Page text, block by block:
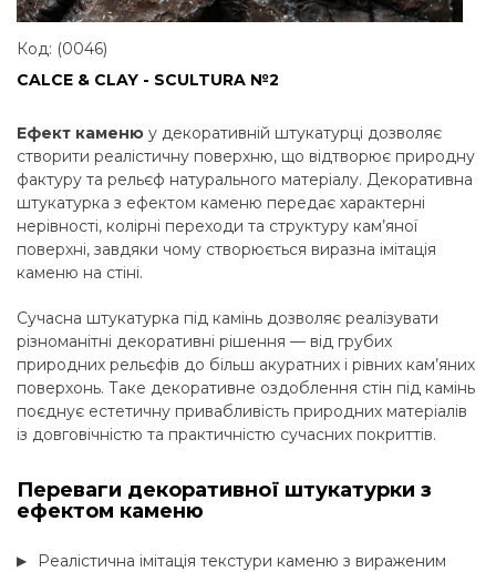
Код: (0046)
CALCE & CLAY - SCULTURA №2
Ефект каменю у декоративній штукатурці дозволяє
створити реалістичну поверхню, що відтворює природну
фактуру та рельєф натурального матеріалу. Декоративна
штукатурка з ефектом каменю передає характерні
нерівності, колірні переходи та структуру кам’яної
поверхні, завдяки чому створюється виразна імітація
каменю на стіні.
Сучасна штукатурка під камінь дозволяє реалізувати
різноманітні декоративні рішення — від грубих
природних рельєфів до більш акуратних і рівних кам’яних
поверхонь. Таке декоративне оздоблення стін під камінь
поєднує естетичну привабливість природних матеріалів
із довговічністю та практичністю сучасних покриттів.
Переваги декоративної штукатурки з
ефектом каменю
Реалістична імітація текстури каменю з вираженим